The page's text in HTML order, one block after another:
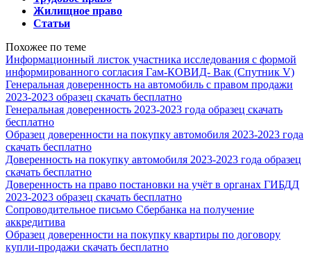
Жилищное право
Статьи
Похожее по теме
Информационный листок участника исследования с формой
информированного согласия Гам-КОВИД- Вак (Спутник V)
Генеральная доверенность на автомобиль с правом продажи
2023-2023 образец скачать бесплатно
Генеральная доверенность 2023-2023 года образец скачать
бесплатно
Образец доверенности на покупку автомобиля 2023-2023 года
скачать бесплатно
Доверенность на покупку автомобиля 2023-2023 года образец
скачать бесплатно
Доверенность на право постановки на учёт в органах ГИБДД
2023-2023 образец скачать бесплатно
Сопроводительное письмо Сбербанка на получение
аккредитива
Образец доверенности на покупку квартиры по договору
купли-продажи скачать бесплатно